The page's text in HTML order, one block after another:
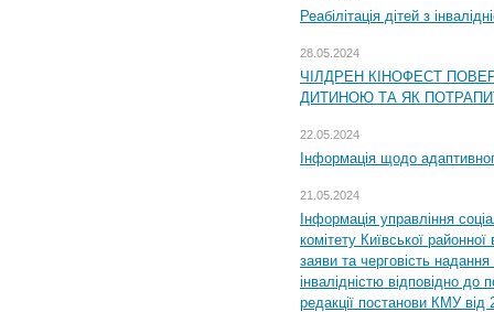
Реабілітація дітей з
28.05.2024
ЧІЛДРЕН КІНОФЕСТ
ДИТИНОЮ ТА ЯК
22.05.2024
Інформація щодо
21.05.2024
Інформація управління
комітету Київської
заяви та черговість надання
інвалідністю відповідно
редакції постанови КМУ від